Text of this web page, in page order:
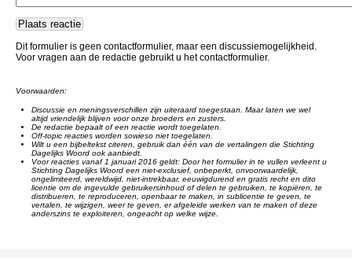
Dit formulier is geen contactformulier, maar een discussiemogelijkheid.
Voor vragen aan de redactie gebruikt u het contactformulier.
Voorwaarden:
Discussie en meningsverschillen zijn uiteraard toegestaan. Maar laten we wel
altijd vriendelijk blijven voor onze broeders en zusters.
De redactie bepaalt of een reactie wordt toegelaten.
Off-topic reacties worden sowieso niet toegelaten.
Wilt u een bijbeltekst citeren, gebruik dan één van de vertalingen die Stichting
Dagelijks Woord ook aanbiedt.
Voor reacties vanaf 1 januari 2016 geldt: Door het formulier in te vullen verleent u
Stichting Dagelijks Woord een niet-exclusief, onbeperkt, onvoorwaardelijk,
ongelimiteerd, wereldwijd, niet-intrekbaar, eeuwigdurend en gratis recht en dito
licentie om de ingevulde gebruikersinhoud of delen te gebruiken, te kopiëren, te
distribueren, te reproduceren, openbaar te maken, in sublicentie te geven, te
vertalen, te wijzigen, weer te geven, er afgeleide werken van te maken of deze
anderszins te exploiteren, ongeacht op welke wijze.